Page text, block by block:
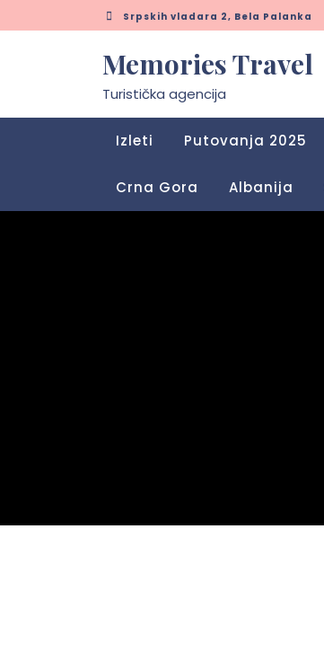
to
Srpskih vladara 2, Bela Palanka
Memories Travel
Turistička agencija
Izleti Putovanja 2025
Crna Gora Albanija